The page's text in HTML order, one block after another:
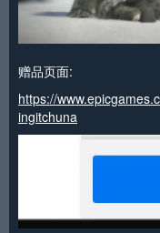
赠品页面:
https://
ingitchuna